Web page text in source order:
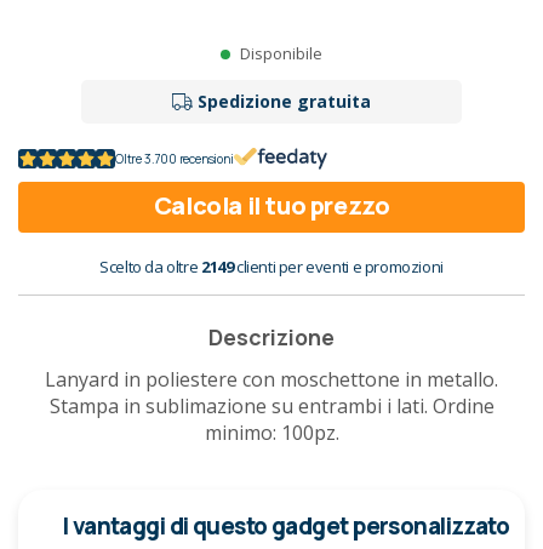
Disponibile
Spedizione gratuita
Oltre 3.700 recensioni
Calcola il tuo prezzo
Scelto da oltre 2149clienti per eventi e promozioni
Descrizione
Lanyard in poliestere con moschettone in metallo.
Stampa in sublimazione su entrambi i lati. Ordine
minimo: 100pz.
I vantaggi di questo gadget personalizzato